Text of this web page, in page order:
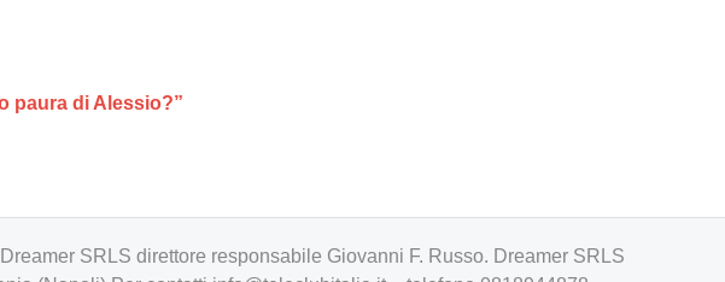
paura di Alessio?”
SRLS direttore responsabile Giovanni F. Russo. Dreamer SRLS